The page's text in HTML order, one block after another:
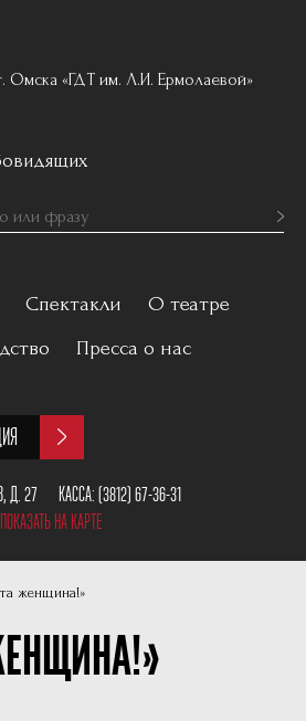
Омска «ГДТ им. Л.И. Ермолаевой»
Спектакли
Вечерний репертуар
Пушкинская карта
О театре
История
Наши партнеры
Пресса о нас
Д. 27 КАССА:(3812) 67-36-31
ПОКАЗАТЬ НА КАРТЕ
женщина!»